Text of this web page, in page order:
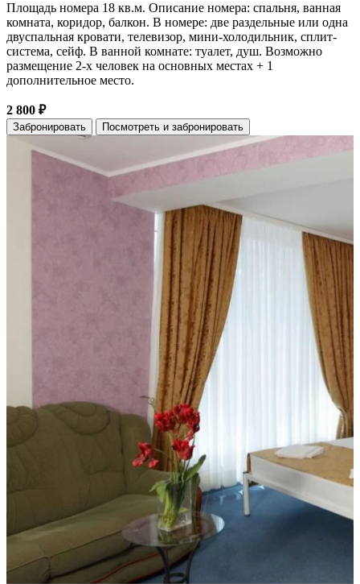
Площадь номера 18 кв.м. Описание номера: спальня, ванная
комната, коридор, балкон. В номере: две раздельные или одна
двуспальная кровати, телевизор, мини-холодильник, сплит-
система, сейф. В ванной комнате: туалет, душ. Возможно
размещение 2-х человек на основных местах + 1
дополнительное место.
2 800 ₽
Забронировать Посмотреть и забронировать